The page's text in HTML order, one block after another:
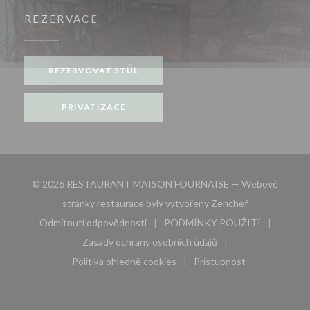
REZERVACE
REZERVOVAT STŮL
PRIVATIZACE
© 2026 RESTAURANT MAISON FOURNAISE — Webové
stránky restaurace byly vytvořeny Zenchef((otevře se v
Odmítnutí odpovědnosti
((otevře se v novém okně))
PODMÍNKY POUŽITÍ
((otevře se v novém
Zásady ochrany osobních údajů
((otevře se v novém okně))
Politika ohledně cookies
((otevře se v novém okně))
Pristupnost
((otevře se v novém